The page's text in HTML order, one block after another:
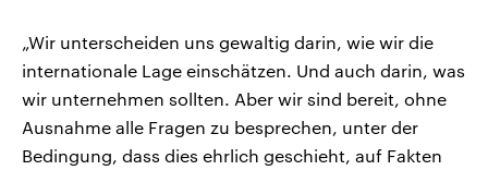
„Wir unterscheiden uns gewaltig darin, wie wir die
internationale Lage einschätzen. Und auch darin, was
wir unternehmen sollten. Aber wir sind bereit, ohne
Ausnahme alle Fragen zu besprechen, unter der
Bedingung, dass dies ehrlich geschieht, auf Fakten